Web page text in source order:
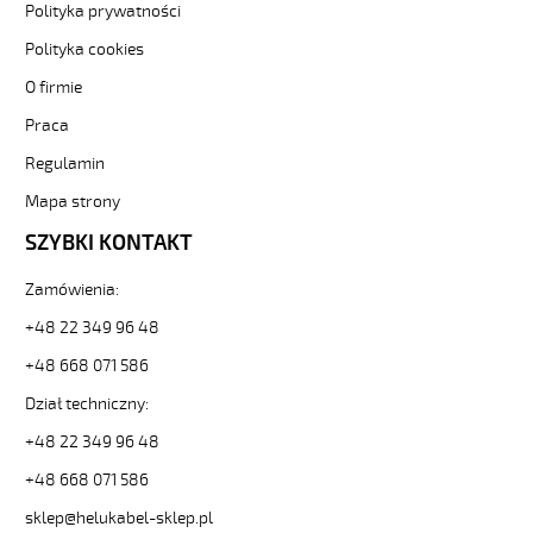
numer-
bezh-
-3-
82077
elastyczne.
JZ-
500
C
Kabel
elastyczny
żyły
ekran.
od
[kod:
Polityka prywatności
Polityka cookies
O firmie
Praca
Regulamin
Mapa strony
SZYBKI KONTAKT
Zamówienia:
+48 22 349 96 48
+48 668 071 586
Dział techniczny:
+48 22 349 96 48
+48 668 071 586
sklep@helukabel-sklep.pl